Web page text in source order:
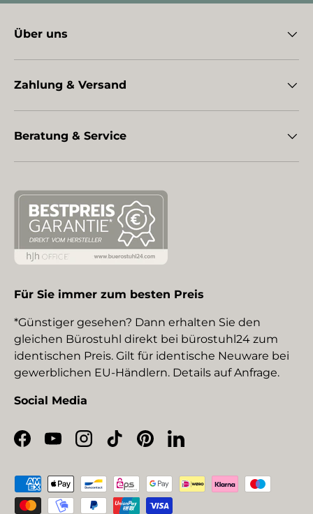
Über uns
Zahlung & Versand
Beratung & Service
Für Sie immer zum besten Preis
*Günstiger gesehen? Dann erhalten Sie den
gleichen Bürostuhl direkt bei bürostuhl24 zum
identischen Preis. Gilt für identische Neuware bei
gewerblichen EU-Händlern. Details auf Anfrage.
Social Media
Facebook
YouTubeInstagram
TikTokPinterestLinkedIn
Zahlungsmethoden